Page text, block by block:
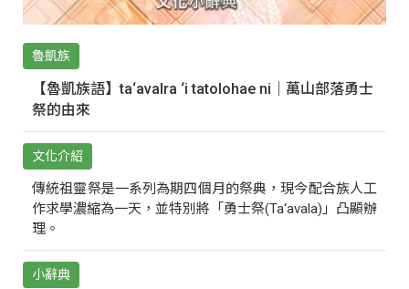
魯凱族
【魯凱族語】ta‘avalra ‘i tatolohae ni｜萬山部落勇士
祭的由來
文化介紹
傳統祖靈祭是一系列為期四個月的祭典，現今配合族人工
作求學濃縮為一天，並特別將「勇士祭(Ta‘avala)」凸顯辦
理。
小辭典